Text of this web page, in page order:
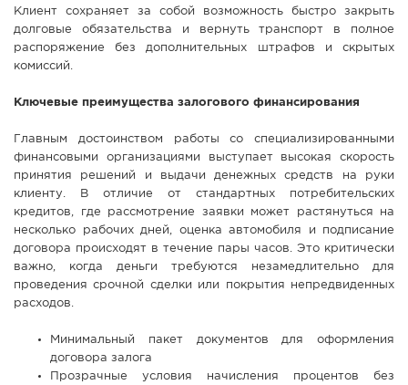
Клиент сохраняет за собой возможность быстро закрыть
долговые обязательства и вернуть транспорт в полное
распоряжение без дополнительных штрафов и скрытых
комиссий.
Ключевые преимущества залогового финансирования
Главным достоинством работы со специализированными
финансовыми организациями выступает высокая скорость
принятия решений и выдачи денежных средств на руки
клиенту. В отличие от стандартных потребительских
кредитов, где рассмотрение заявки может растянуться на
несколько рабочих дней, оценка автомобиля и подписание
договора происходят в течение пары часов. Это критически
важно, когда деньги требуются незамедлительно для
проведения срочной сделки или покрытия непредвиденных
расходов.
Минимальный пакет документов для оформления
договора залога
Прозрачные условия начисления процентов без